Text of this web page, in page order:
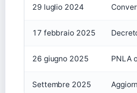
29 luglio 2024
17 febbraio 2025
26 giugno 2025 PNLA
Settembre 2025